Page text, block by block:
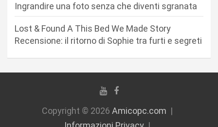
Ingrandire una foto senza che diventi sgranata
Lost & Found A This Bed We Made Story
Recensione: il ritorno di Sophie tra furti e segreti
Copyright © 2026 Amicopc.com